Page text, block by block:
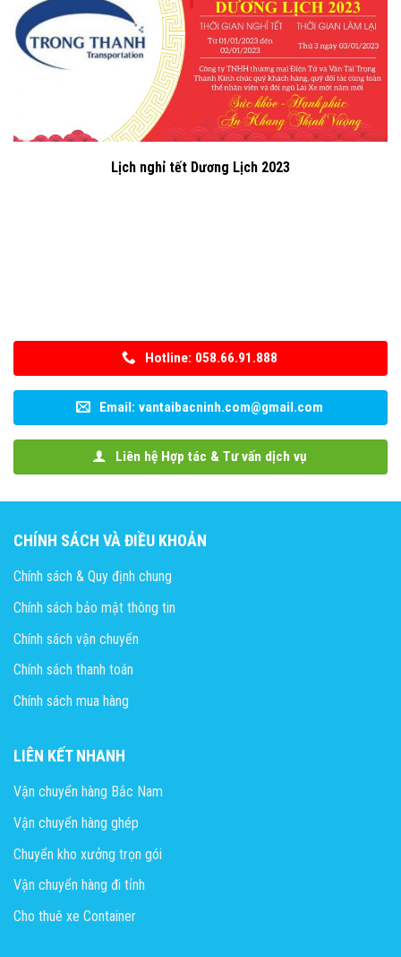
Lịch nghỉ tết Dương Lịch 2023
Hotline: 058.66.91.888
Email: vantaibacninh.com@gmail.com
Liên hệ Hợp tác & Tư vấn dịch vụ
CHÍNH SÁCH VÀ ĐIỀU KHOẢN
Chính sách & Quy định chung
Chính sách bảo mật thông tin
Chính sách vận chuyển
Chính sách thanh toán
Chính sách mua hàng
LIÊN KẾT NHANH
Vận chuyển hàng Bắc Nam
Vận chuyển hàng ghép
Chuyển kho xưởng trọn gói
Vận chuyển hàng đi tỉnh
Cho thuê xe Container